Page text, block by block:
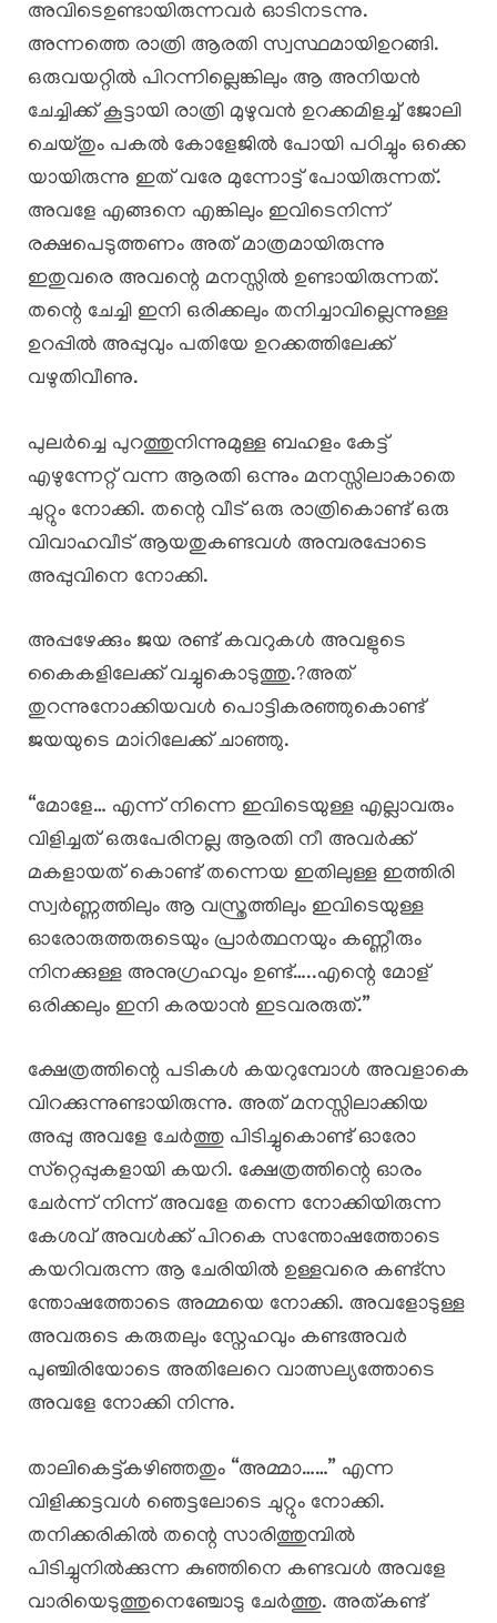
അവിടെഉണ്ടായിരുന്നവർ ഓടിനടന്നു.
അന്നത്തെ രാത്രി ആരതി സ്വസ്ഥമായിഉറങ്ങി.
ഒരുവയറ്റിൽ പിറന്നില്ലെങ്കിലും ആ അനിയൻ
ചേച്ചിക്ക് കൂട്ടായി രാത്രി മുഴുവൻ ഉറക്കമിളച്ച് ജോലി
ചെയ്തും പകൽ കോളേജിൽ പോയി പഠിച്ചും ഒക്കെ
യായിരുന്നു ഇത് വരേ മുന്നോട്ട് പോയിരുന്നത്.
അവളേ എങ്ങനെ എങ്കിലും ഇവിടെനിന്ന്
രക്ഷപെടുത്തണം അത് മാത്രമായിരുന്നു
ഇതുവരെ അവന്റെ മനസ്സിൽ ഉണ്ടായിരുന്നത്.
തന്റെ ചേച്ചി ഇനി ഒരിക്കലും തനിച്ചാവില്ലെന്നുള്ള
ഉറപ്പിൽ അപ്പുവും പതിയേ ഉറക്കത്തിലേക്ക്
വഴുതിവീണു.
പുലർച്ചെ പുറത്തുനിന്നുമുള്ള ബഹളം കേട്ട്
എഴുന്നേറ്റ് വന്ന ആരതി ഒന്നും മനസ്സിലാകാതെ
ചുറ്റും നോക്കി. തന്റെ വീട് ഒരു രാത്രികൊണ്ട് ഒരു
വിവാഹവീട് ആയതുകണ്ടവൾ അമ്പരപ്പോടെ
അപ്പുവിനെ നോക്കി.
അപ്പഴേക്കും ജയ രണ്ട് കവറുകൾ അവളുടെ
കൈകളിലേക്ക് വച്ചുകൊടുത്തു.?അത്
തുറന്നുനോക്കിയവൾ പൊട്ടികരഞ്ഞുകൊണ്ട്
ജയയുടെ മാiറിലേക്ക് ചാഞ്ഞു.
“മോളേ… എന്ന് നിന്നെ ഇവിടെയുള്ള എല്ലാവരും
വിളിച്ചത് ഒരുപേരിനല്ല ആരതി നീ അവർക്ക്
മകളായത് കൊണ്ട് തന്നെയ ഇതിലുള്ള ഇത്തിരി
സ്വർണ്ണത്തിലും ആ വസ്ത്രത്തിലും ഇവിടെയുള്ള
ഓരോരുത്തരുടെയും പ്രാർത്ഥനയും കണ്ണീരും
നിനക്കുള്ള അനുഗ്രഹവും ഉണ്ട്…..എന്റെ മോള്
ഒരിക്കലും ഇനി കരയാൻ ഇടവരരുത്.”
ക്ഷേത്രത്തിന്റെ പടികൾ കയറുമ്പോൾ അവളാകെ
വിറക്കുന്നുണ്ടായിരുന്നു. അത് മനസ്സിലാക്കിയ
അപ്പു അവളേ ചേർത്തു പിടിച്ചുകൊണ്ട് ഓരോ
സ്‌റ്റെപ്പുകളായി കയറി. ക്ഷേത്രത്തിന്റെ ഓരം
ചേർന്ന് നിന്ന് അവളേ തന്നെ നോക്കിയിരുന്ന
കേശവ് അവൾക്ക് പിറകെ സന്തോഷത്തോടെ
കയറിവരുന്ന ആ ചേരിയിൽ ഉള്ളവരെ കണ്ട്സ
ന്തോഷത്തോടെ അമ്മയെ നോക്കി. അവളോടുള്ള
അവരുടെ കരുതലും സ്നേഹവും കണ്ടഅവർ
പുഞ്ചിരിയോടെ അതിലേറെ വാത്സല്യത്തോടെ
അവളേ നോക്കി നിന്നു.
താലികെട്ട്കഴിഞ്ഞതും “അമ്മാ……” എന്ന
വിളിക്കട്ടവൾ ഞെട്ടലോടെ ചുറ്റും നോക്കി.
തനിക്കരികിൽ തന്റെ സാരിത്തുമ്പിൽ
പിടിച്ചുനിൽക്കുന്ന കുഞ്ഞിനെ കണ്ടവൾ അവളേ
വാരിയെടുത്തുനെഞ്ചോടു ചേർത്തു. അത്കണ്ട്